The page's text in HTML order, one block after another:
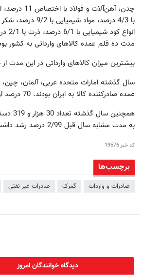
مدت ده قلم عمده کالاهای وارداتی به کشور
بیشترین میزان کالاهای وارداتی در این
سال گذشته امارات متحده عربی، آلمان، چین،
عمده صادرکننده کالا به ایران بودند. 70 درصد از ارزش کل واردات از طریق ده کشور مذکور صورت گرفت.
به مدت مشابه سال قبل 2/99 درصد رشد داشت.
کد خبر19576
برچسب‌ها
صادرات و واردات گمرک صادرات غیر نفتی
دیدگاه خوانندگان امروز